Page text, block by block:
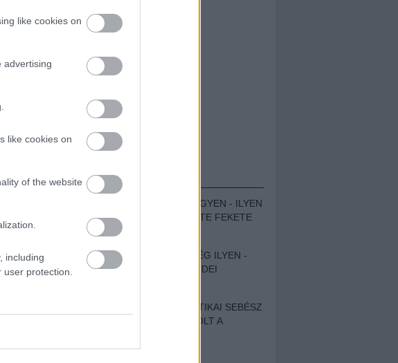
like cookies on
advertising
like cookies on
of the website
including
protection.
BESZÁMOLÓK
ZENÉS TÁBOR A HEGYEN - ILYEN
VOLT A VÍRUS SZÜLTE FEKETE
ZAJ FESZTIVÁL
SOHA NEM VOLT MÉG ILYEN -
BESZÁMOLÓNK AZ IDEI
EGY HALLÁSPLASZTIKAI SEBÉSZ
NAPLÓJA - ILYEN VOLT A
DOKUMENTUMFILM